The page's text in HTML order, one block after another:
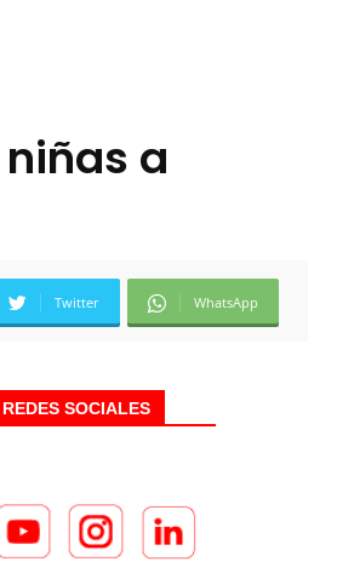
a
Twitter WhatsApp
SOCIALES